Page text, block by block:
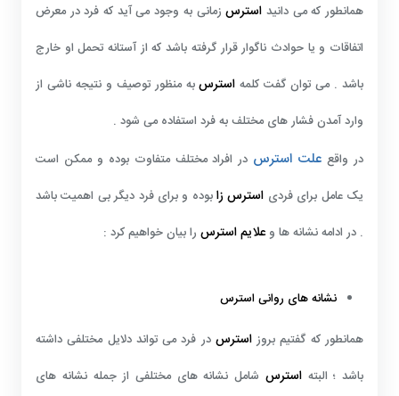
همانطور که می دانید استرس زمانی به وجود می آید که فرد در معرض
اتفاقات و یا حوادث ناگوار قرار گرفته باشد که از آستانه تحمل او خارج
باشد . می توان گفت کلمه استرسبه منظور توصیف و نتیجه ناشی از
وارد آمدن فشار های مختلف به فرد استفاده می شود .
در واقع علت استرس در افراد مختلف متفاوت بوده و ممکن است
یک عامل برای فردی استرس زابوده و برای فرد دیگر بی اهمیت باشد
. در ادامه نشانه ها وعلایم استرس را بیان خواهیم کرد :
نشانه های روانی استرس
همانطور که گفتیم بروزاسترسدر فرد می تواند دلایل مختلفی داشته
باشد ؛ البتهاسترس شامل نشانه های مختلفی از جمله نشانه های